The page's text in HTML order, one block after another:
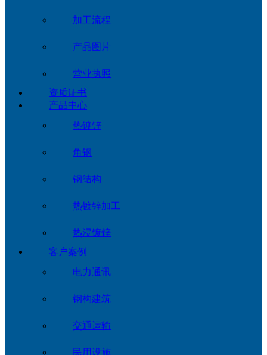
加工流程
产品图片
营业执照
资质证书
产品中心
热镀锌
角钢
钢结构
热镀锌加工
热浸镀锌
客户案例
电力通讯
钢构建筑
交通运输
民用设施